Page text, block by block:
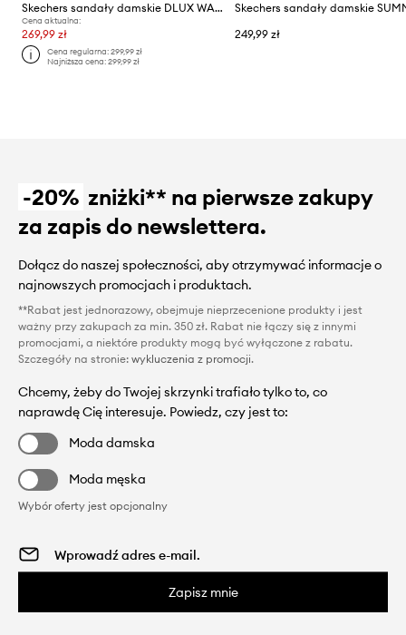
Skechers sandały damskie DLUX WALKER SANDAL
Cena aktualna:
269,99 zł
Cena regularna:299,99 zł
Najniższa cena:299,99 zł
249,99 zł
-20% zniżki** na pierwsze zakupy
za zapis do newslettera.
Dołącz do naszej społeczności, aby otrzymywać informacje o
najnowszych promocjach i produktach.
**Rabat jest jednorazowy, obejmuje nieprzecenione produkty i jest
ważny przy zakupach za min. 350 zł. Rabat nie łączy się z innymi
promocjami, a niektóre produkty mogą być wyłączone z rabatu.
Szczegóły na stronie: wykluczenia z promocji.
Chcemy, żeby do Twojej skrzynki trafiało tylko to, co
naprawdę Cię interesuje. Powiedz, czy jest to:
Moda damska
Moda męska
Wybór oferty jest opcjonalny
Zapisz mnie